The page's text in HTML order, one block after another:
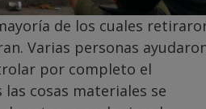
de los cuales
Varias personas
por completo el
cosas materiales se